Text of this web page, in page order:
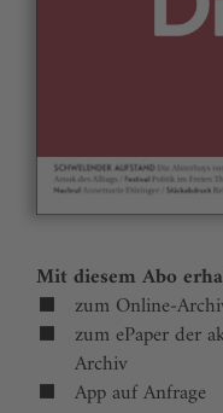
Mit diesem Abo
zum Online-
zum ePaper der
Archiv
App auf Anfrage